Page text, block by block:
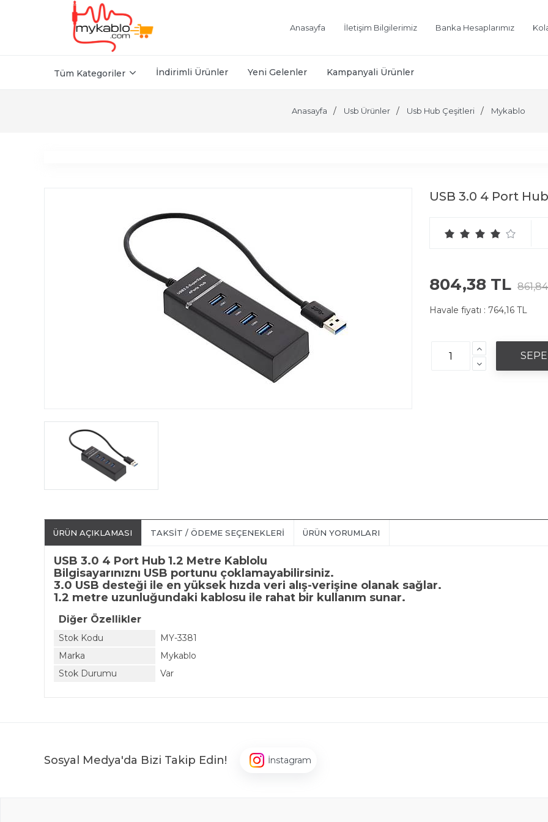
Anasayfa İletişim Bilgilerimiz Banka Hesaplarımız
Tüm Kategoriler İndirimli Ürünler Yeni Gelenler Kampanyali Ürünler
Anasayfa Usb Ürünler Usb Hub Çeşitleri Mykablo
USB 3.0 4 Port
804,38 TL
Havale fiyatı : 764,16 TL
ÜRÜN AÇIKLAMASI TAKSIT / ÖDEME SEÇENEKLERI ÜRÜN YORUMLARI
USB 3.0 4 Port Hub 1.2 Metre Kablolu
Bilgisayarınıznı USB portunu çoklamayabilirsiniz.
3.0 USB desteği ile en yüksek hızda veri alış-verişine olanak sağlar.
1.2 metre uzunluğundaki kablosu ile rahat bir kullanım sunar.
Diğer Özellikler
Stok Kodu
MY-3381
Marka
Mykablo
Stok Durumu
Var
Sosyal Medya'da Bizi Takip Edin! İnstagram